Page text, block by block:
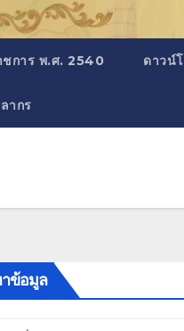
ชการ พ.ศ. 2540 ดาวน์
ากร
ข้อมูล